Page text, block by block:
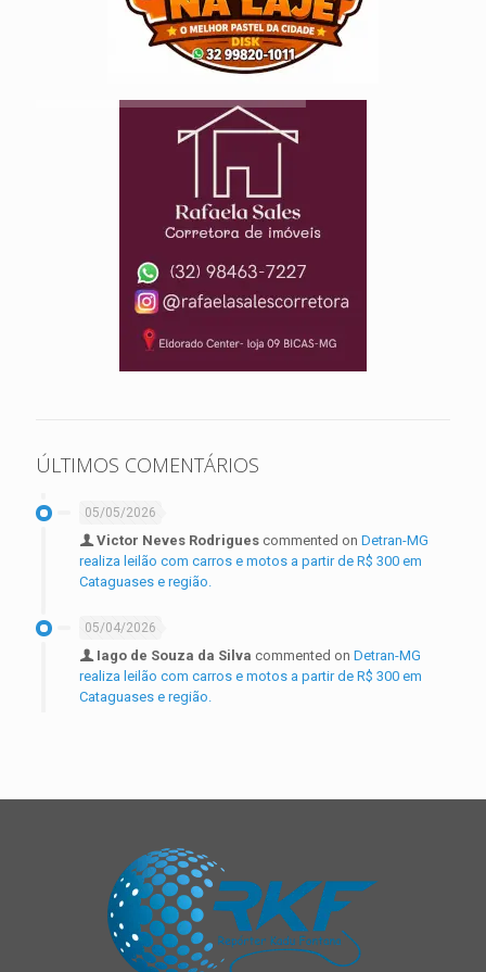
ÚLTIMOS COMENTÁRIOS
05/05/2026
Victor Neves Rodrigues commented on Detran-MG
realiza leilão com carros e motos a partir de R$ 300 em
Cataguases e região.
05/04/2026
Iago de Souza da Silva commented on Detran-MG
realiza leilão com carros e motos a partir de R$ 300 em
Cataguases e região.